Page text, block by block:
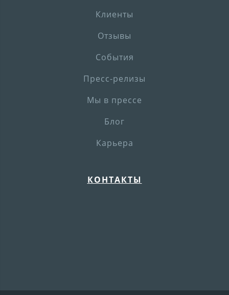
Клиенты
Отзывы
События
Пресс-релизы
Мы в прессе
Блог
Карьера
КОНТАКТЫ